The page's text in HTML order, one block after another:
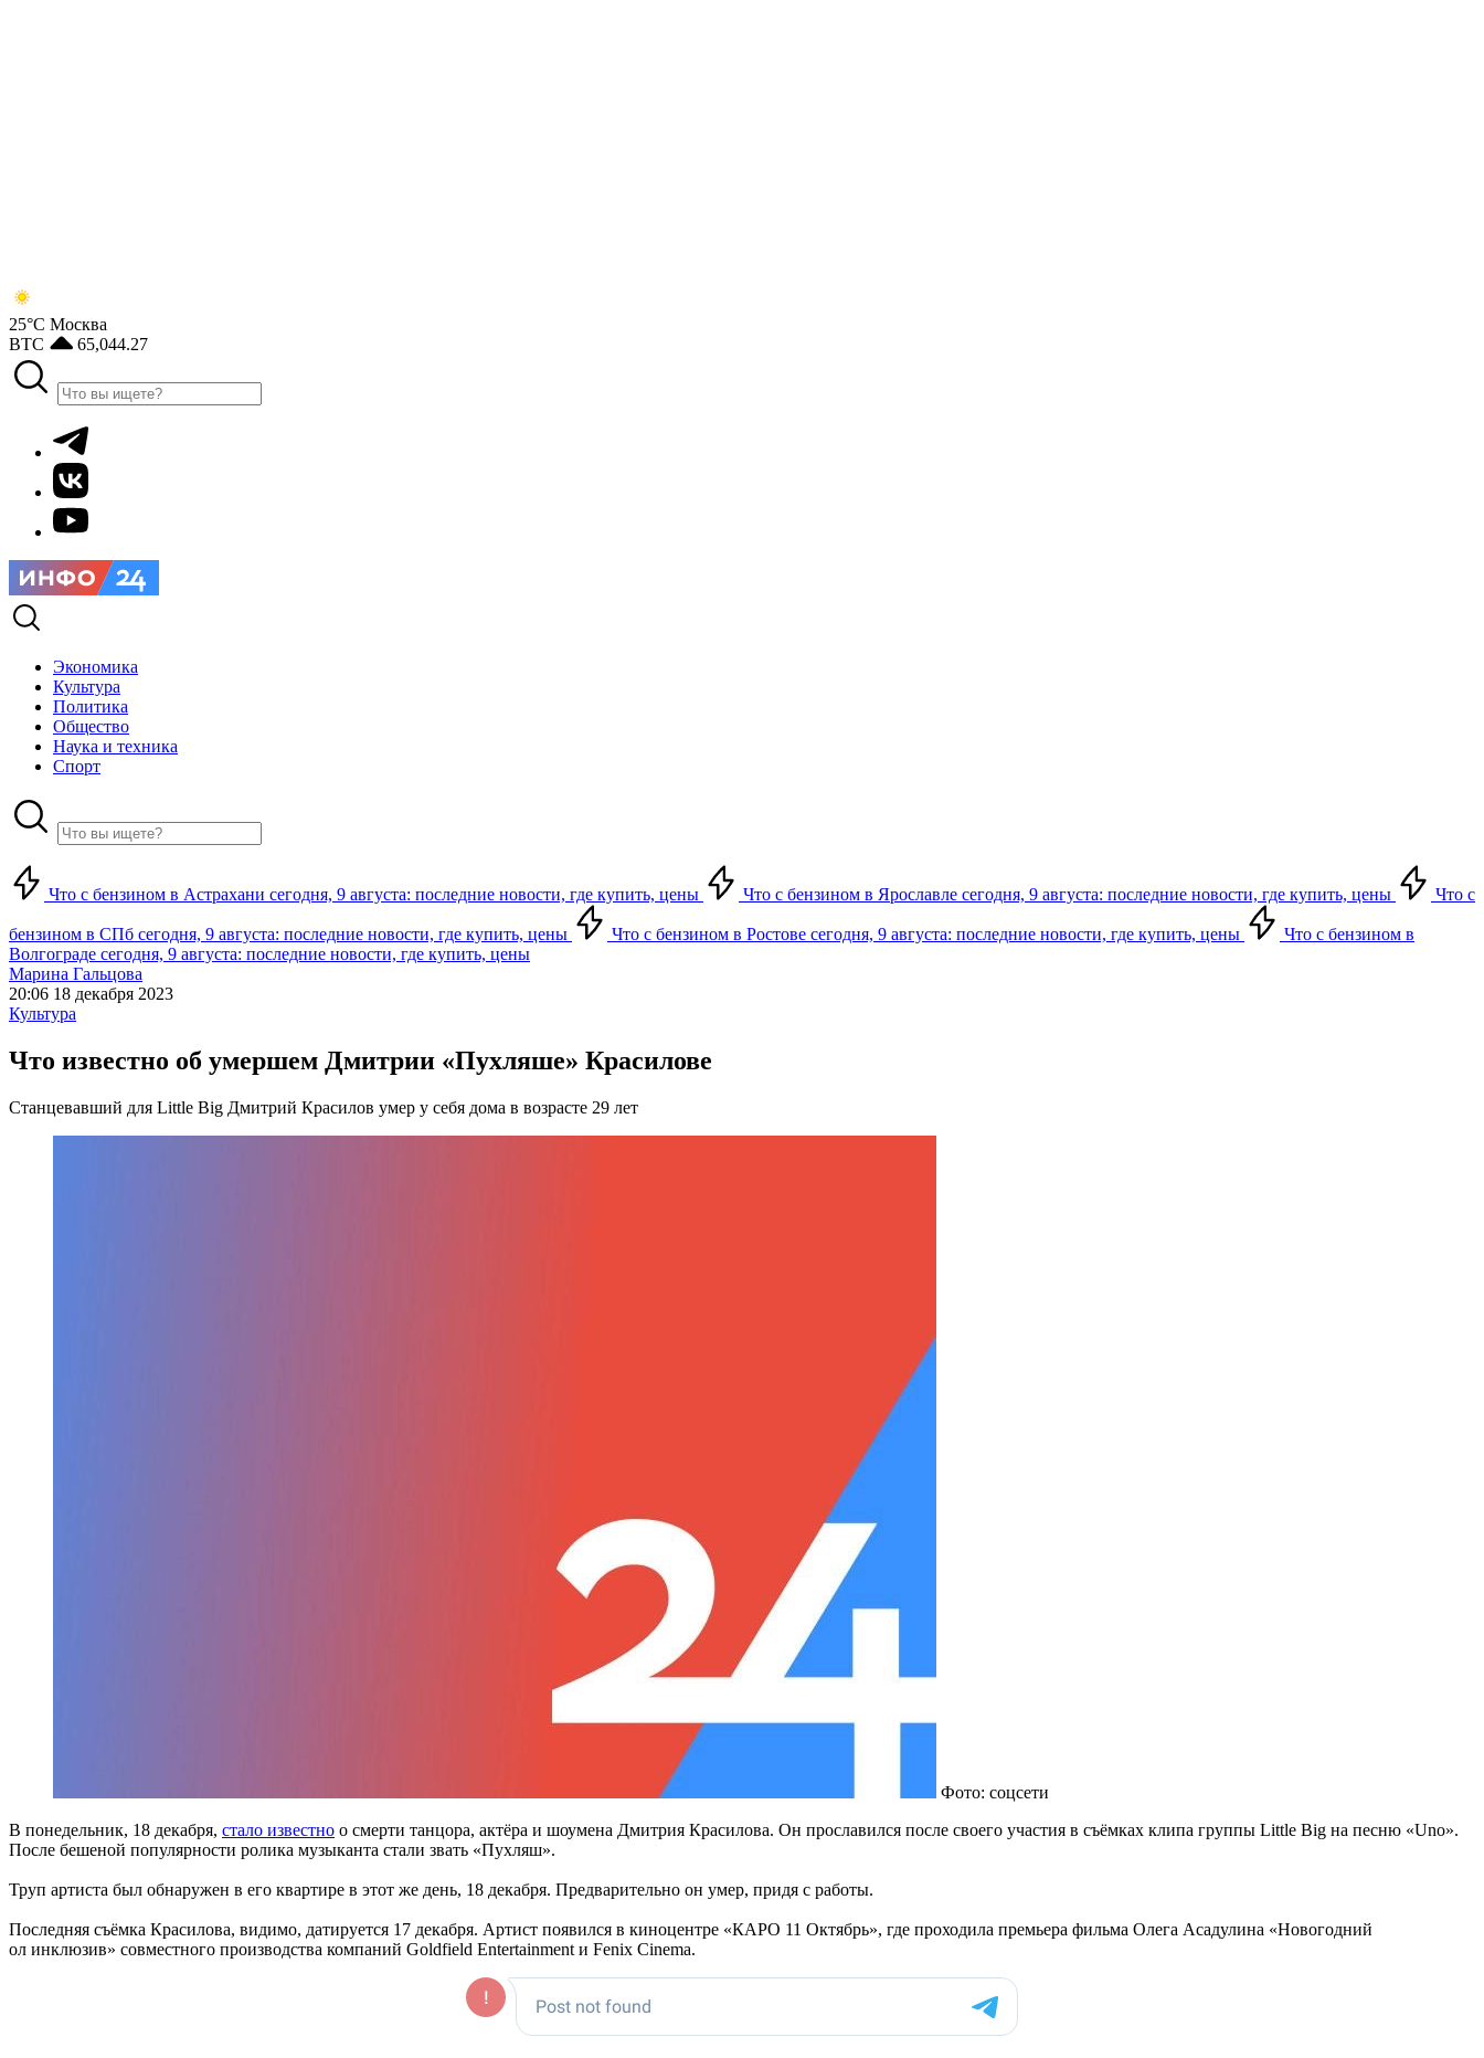
25°С Москва
BTC
65,044.27
Экономика
Культура
Политика
Общество
Наука и техника
Спорт
Что с бензином в Астрахани сегодня, 9 августа: последние новости, где купить, цены Что с бензином в Ярославле сегодня, 9 августа: последние новости, где купить, цены Что с
бензином в СПб сегодня, 9 августа: последние новости, где купить, цены Что с бензином в Ростове сегодня, 9 августа: последние новости, где купить, цены
Что с бензином в
Волгограде сегодня, 9 августа: последние новости, где купить, цены
Марина Гальцова
20:06 18 декабря 2023
Культура
Что известно об умершем Дмитрии «Пухляше» Красилове
Станцевавший для Little Big Дмитрий Красилов умер у себя дома в возрасте 29 лет
Фото: соцсети
В понедельник, 18 декабря, стало известно о смерти танцора, актёра и шоумена Дмитрия Красилова. Он прославился после своего участия в съёмках клипа группы Little Big на песню «Uno».
После бешеной популярности ролика музыканта стали звать «Пухляш».
Труп артиста был обнаружен в его квартире в этот же день, 18 декабря. Предварительно он умер, придя с работы.
Последняя съёмка Красилова, видимо, датируется 17 декабря. Артист появился в киноцентре «КАРО 11 Октябрь», где проходила премьера фильма Олега Асадулина «Новогодний
ол инклюзив» совместного производства компаний Goldfield Entertainment и Fenix Cinema.